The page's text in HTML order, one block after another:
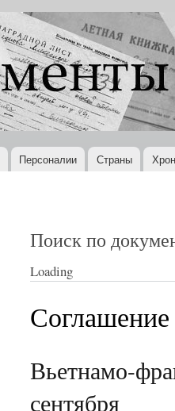
Персоналии Страны
Поиск по
Loading
Соглашение
Вьетнамо-
сентября